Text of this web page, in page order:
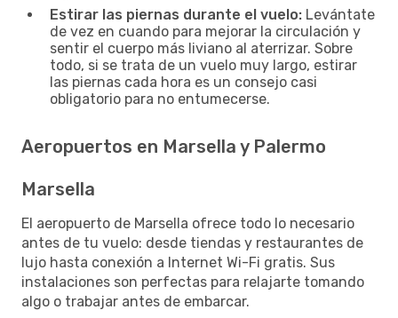
Estirar las piernas durante el vuelo: Levántate
de vez en cuando para mejorar la circulación y
sentir el cuerpo más liviano al aterrizar. Sobre
todo, si se trata de un vuelo muy largo, estirar
las piernas cada hora es un consejo casi
obligatorio para no entumecerse.
Aeropuertos en Marsella y Palermo
Marsella
El aeropuerto de Marsella ofrece todo lo necesario
antes de tu vuelo: desde tiendas y restaurantes de
lujo hasta conexión a Internet Wi-Fi gratis. Sus
instalaciones son perfectas para relajarte tomando
algo o trabajar antes de embarcar.